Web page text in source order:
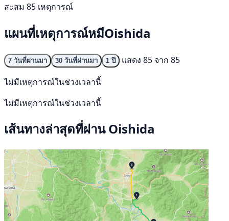
สะสม 85 เหตุการณ์
แผนที่เหตุการณ์หมีOishida
7 วันที่ผ่านมา 30 วันที่ผ่านมา 1 ปี
แสดง 85 จาก 85
ไม่มีเหตุการณ์ในช่วงเวลานี้
ไม่มีเหตุการณ์ในช่วงเวลานี้
เส้นทางล่าสุดที่ผ่าน Oishida